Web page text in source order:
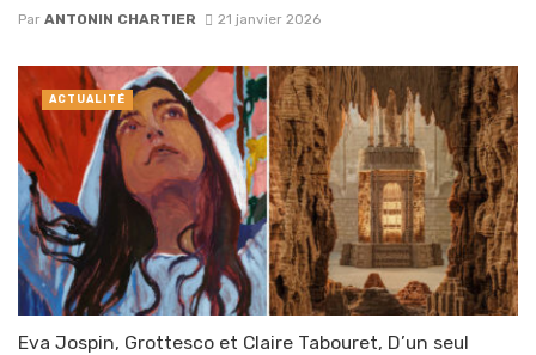
Par ANTONIN CHARTIER 21 janvier 2026
Eva Jospin, Grottesco et Claire Tabouret, D’un seul
ACTUALITÉ